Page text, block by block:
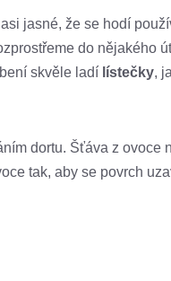
jasné, že se hodí
do nějakého
skvěle ladí lístečky,
dortu. Šťáva z ovoce
tak, aby se povrch